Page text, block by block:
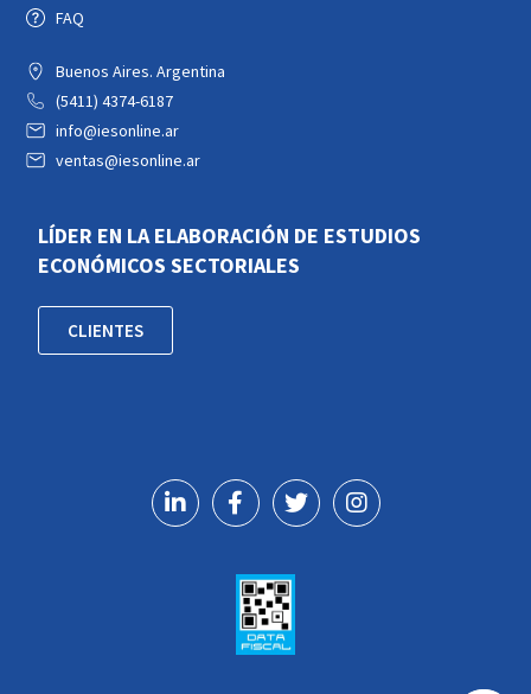
FAQ
Buenos Aires. Argentina
(5411) 4374-6187
info@iesonline.ar
ventas@iesonline.ar
LÍDER EN LA ELABORACIÓN DE ESTUDIOS
ECONÓMICOS SECTORIALES
CLIENTES